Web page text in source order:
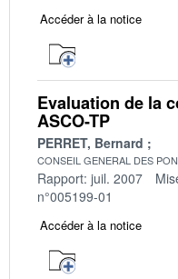
Accéder à la notice
Evaluation de la
ASCO-TP
PERRET, Bernard
CONSEIL GENERAL DES
Rapport: juil. 2007
n°005199-01
Accéder à la notice